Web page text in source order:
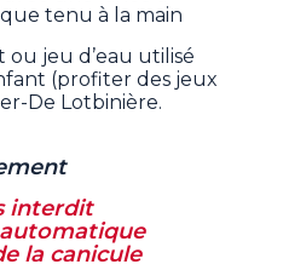
tenu à la main
jeu d’eau utilisé
(profiter des jeux
De Lotbinière.
interdit
automatique
la canicule